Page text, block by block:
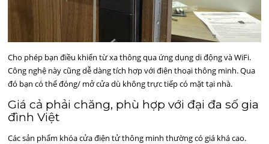
Cho phép bạn điều khiển từ xa thông qua ứng dụng di động và WiFi.
Công nghệ này cũng dễ dàng tích hợp với điện thoại thông minh. Qua
đó bạn có thể đóng/ mở cửa dù không trực tiếp có mặt tại nhà.
Giá cả phải chăng, phù hợp với đại đa số gia
đình Việt
Các sản phẩm khóa cửa điện tử thông minh thường có giá khá cao.